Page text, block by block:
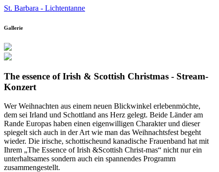
St. Barbara - Lichtentanne
Gallerie
The essence of Irish & Scottish Christmas - Stream-
Konzert
Wer Weihnachten aus einem neuen Blickwinkel erlebenmöchte,
dem sei Irland und Schottland ans Herz gelegt. Beide Länder am
Rande Europas haben einen eigenwilligen Charakter und dieser
spiegelt sich auch in der Art wie man das Weihnachtsfest begeht
wieder. Die irische, schottischeund kanadische Frauenband hat mit
Ihrem „The Essence of Irish &Scottish Christ-mas“ nicht nur ein
unterhaltsames sondern auch ein spannendes Programm
zusammengestellt.